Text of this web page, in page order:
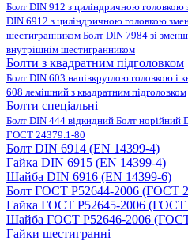
Болт DIN 912 з циліндричною головкою
DIN 6912 з циліндричною головкою
шестигранником Болт DIN 7984 зі
внутрішнім шестигранником
Болти з квадратним підголовком
Болт DIN 603 напівкруглою головкою і
608 лемішний з квадратним підголовком
Болти спеціальні
Болт DIN 444 відкидний Болт норійний
ГОСТ 24379.1-80
Болт DIN 6914 (EN 14399-4)
Гайка DIN 6915 (EN 14399-4)
Шайба DIN 6916 (EN 14399-6)
Болт ГОСТ Р52644-2006 (ГОСТ
Гайка ГОСТ Р52645-2006 (ГОСТ
Шайба ГОСТ Р52646-2006
Гайки шестигранні